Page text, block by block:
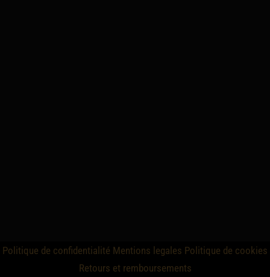
Politique de confidentialité Mentions legales Politique de cookies
Retours et remboursements